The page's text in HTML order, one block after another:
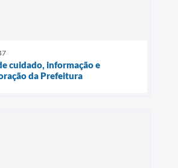
cuidado, informação e
da Prefeitura